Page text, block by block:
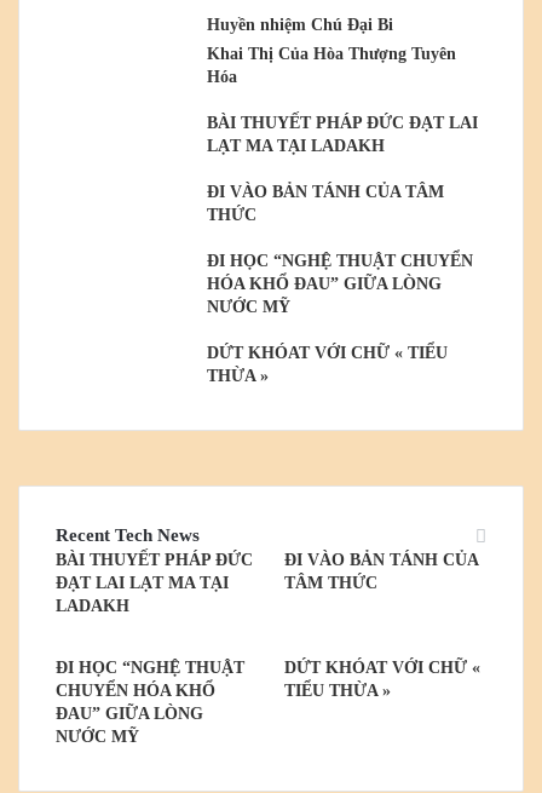
Huyền nhiệm Chú Đại Bi
Khai Thị Của Hòa Thượng Tuyên
Hóa
BÀI THUYẾT PHÁP ĐỨC ĐẠT LAI
LẠT MA TẠI LADAKH
ĐI VÀO BẢN TÁNH CỦA TÂM
THỨC
ĐI HỌC “NGHỆ THUẬT CHUYỂN
HÓA KHỔ ĐAU” GIỮA LÒNG
NƯỚC MỸ
DỨT KHÓAT VỚI CHỮ « TIỂU
THỪA »
Recent Tech News
BÀI THUYẾT PHÁP ĐỨC
ĐẠT LAI LẠT MA TẠI
LADAKH
ĐI VÀO BẢN TÁNH CỦA
TÂM THỨC
ĐI HỌC “NGHỆ THUẬT
CHUYỂN HÓA KHỔ
ĐAU” GIỮA LÒNG
NƯỚC MỸ
DỨT KHÓAT VỚI CHỮ «
TIỂU THỪA »